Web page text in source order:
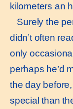
kilometers an
Surely the
didn’t often
only
perhaps he’d
the day
special than